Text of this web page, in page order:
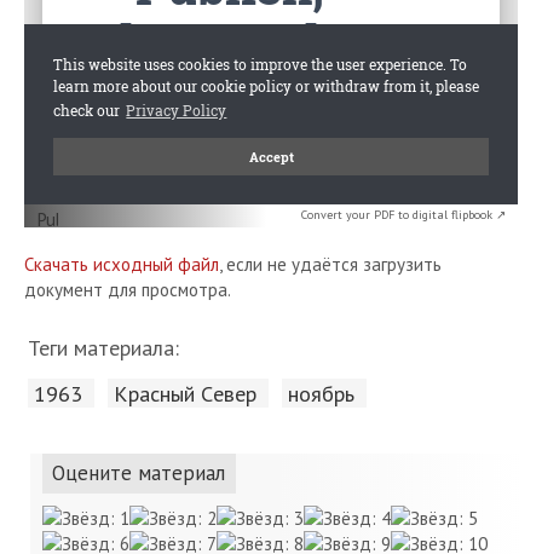
Convert your PDF to digital flipbook ↗
Скачать исходный файл, если не удаётся загрузить
документ для просмотра.
Теги материала:
1963 Красный Cевер ноябрь
Оцените материал